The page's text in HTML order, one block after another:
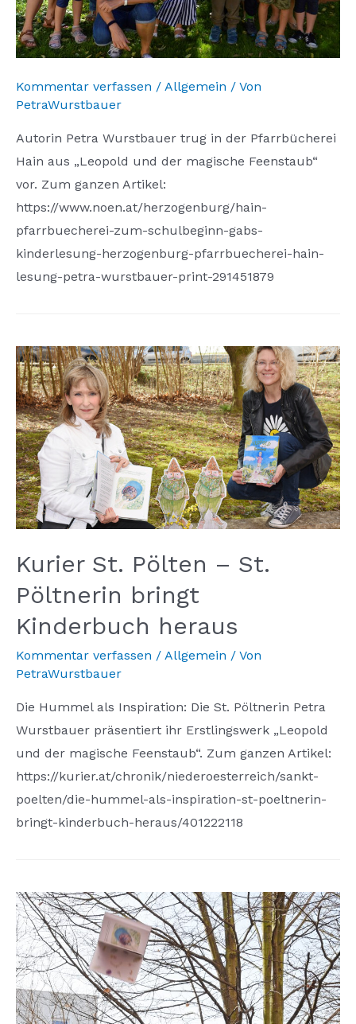
Kommentar verfassen / Allgemein / Von
PetraWurstbauer
Autorin Petra Wurstbauer trug in der Pfarrbücherei
Hain aus „Leopold und der magische Feenstaub“
vor. Zum ganzen Artikel:
https://www.noen.at/herzogenburg/hain-
pfarrbuecherei-zum-schulbeginn-gabs-
kinderlesung-herzogenburg-pfarrbuecherei-hain-
lesung-petra-wurstbauer-print-291451879
Kurier St. Pölten – St.
Pöltnerin bringt
Kinderbuch heraus
Kommentar verfassen / Allgemein / Von
PetraWurstbauer
Die Hummel als Inspiration: Die St. Pöltnerin Petra
Wurstbauer präsentiert ihr Erstlingswerk „Leopold
und der magische Feenstaub“. Zum ganzen Artikel:
https://kurier.at/chronik/niederoesterreich/sankt-
poelten/die-hummel-als-inspiration-st-poeltnerin-
bringt-kinderbuch-heraus/401222118